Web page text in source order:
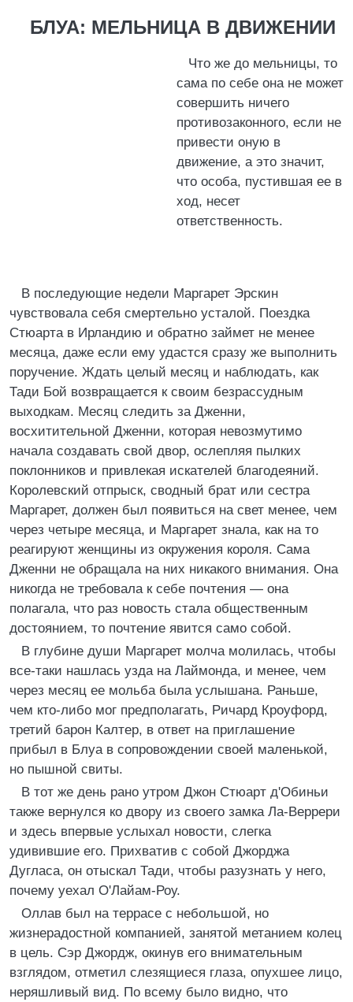
БЛУА: МЕЛЬНИЦА В ДВИЖЕНИИ
Что же до мельницы, то
сама по себе она не может
совершить ничего
противозаконного, если не
привести оную в
движение, а это значит,
что особа, пустившая ее в
ход, несет
ответственность.
В последующие недели Маргарет Эрскин
чувствовала себя смертельно усталой. Поездка
Стюарта в Ирландию и обратно займет не менее
месяца, даже если ему удастся сразу же выполнить
поручение. Ждать целый месяц и наблюдать, как
Тади Бой возвращается к своим безрассудным
выходкам. Месяц следить за Дженни,
восхитительной Дженни, которая невозмутимо
начала создавать свой двор, ослепляя пылких
поклонников и привлекая искателей благодеяний.
Королевский отпрыск, сводный брат или сестра
Маргарет, должен был появиться на свет менее, чем
через четыре месяца, и Маргарет знала, как на то
реагируют женщины из окружения короля. Сама
Дженни не обращала на них никакого внимания. Она
никогда не требовала к себе почтения — она
полагала, что раз новость стала общественным
достоянием, то почтение явится само собой.
В глубине души Маргарет молча молилась, чтобы
все-таки нашлась узда на Лаймонда, и менее, чем
через месяц ее мольба была услышана. Раньше,
чем кто-либо мог предполагать, Ричард Кроуфорд,
третий барон Калтер, в ответ на приглашение
прибыл в Блуа в сопровождении своей маленькой,
но пышной свиты.
В тот же день рано утром Джон Стюарт д'Обиньи
также вернулся ко двору из своего замка Ла-Веррери
и здесь впервые услыхал новости, слегка
удивившие его. Прихватив с собой Джорджа
Дугласа, он отыскал Тади, чтобы разузнать у него,
почему уехал О'Лайам-Роу.
Оллав был на террасе с небольшой, но
жизнерадостной компанией, занятой метанием колец
в цель. Сэр Джордж, окинув его внимательным
взглядом, отметил слезящиеся глаза, опухшее лицо,
неряшливый вид. По всему было видно, что